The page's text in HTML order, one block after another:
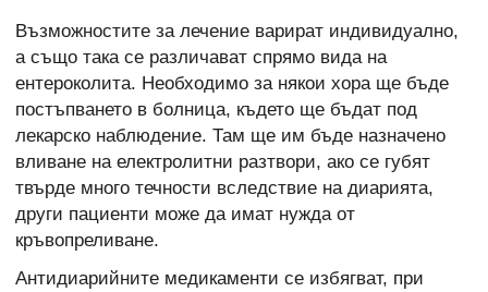
Възможностите за лечение варират индивидуално,
а също така се различават спрямо вида на
ентероколита. Необходимо за някои хора ще бъде
постъпването в болница, където ще бъдат под
лекарско наблюдение. Там ще им бъде назначено
вливане на електролитни разтвори, ако се губят
твърде много течности вследствие на диарията,
други пациенти може да имат нужда от
кръвопреливане.
Антидиарийните медикаменти се избягват, при